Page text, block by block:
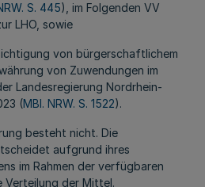
S. 445), im Folgenden VV
LHO, sowie
von bürgerschaftlichem
von Zuwendungen im
Landesregierung Nordrhein-
(MBl. NRW. S. 1522).
besteht nicht. Die
aufgrund ihres
im Rahmen der verfügbaren
Verteilung der Mittel.